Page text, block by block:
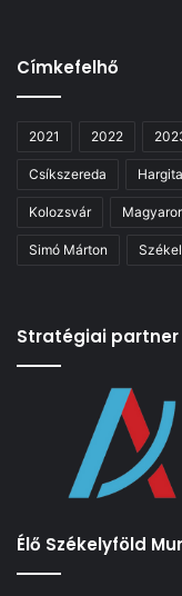
Címkefelhő
2021 2022
Csíkszereda
Kolozsvár
Simó Márton
Stratégiai partner
Élő Székelyföld